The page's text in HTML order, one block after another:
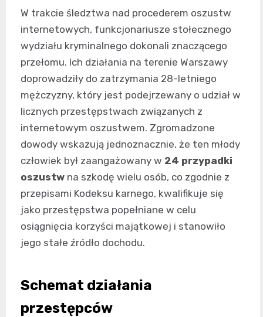
W trakcie śledztwa nad procederem oszustw
internetowych, funkcjonariusze stołecznego
wydziału kryminalnego dokonali znaczącego
przełomu. Ich działania na terenie Warszawy
doprowadziły do zatrzymania 28-letniego
mężczyzny, który jest podejrzewany o udział w
licznych przestępstwach związanych z
internetowym oszustwem. Zgromadzone
dowody wskazują jednoznacznie, że ten młody
człowiek był zaangażowany w 24 przypadki
oszustw na szkodę wielu osób, co zgodnie z
przepisami Kodeksu karnego, kwalifikuje się
jako przestępstwa popełniane w celu
osiągnięcia korzyści majątkowej i stanowiło
jego stałe źródło dochodu.
Schemat działania
przestępców